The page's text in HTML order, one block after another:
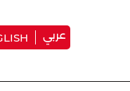
عربي